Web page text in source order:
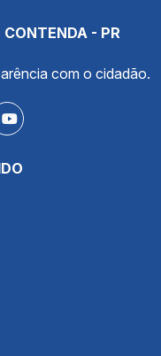
CONTENDA - PR
com o cidadão.